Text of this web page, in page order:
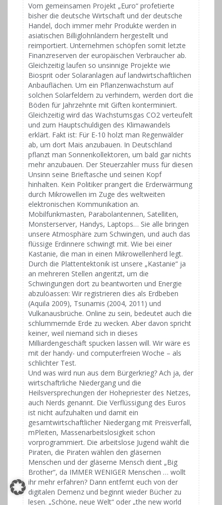
Vom gemeinsamen Projekt „Euro“ profetierte
bisher die deutsche Wirtschaft und der deutsche
Handel, doch immer mehr Produkte werden in
asiatischen Billiglohnländern hergestellt und
reimportiert. Unternehmen schöpfen somit letzte
Finanzreserven der europäischen Verbraucher ab.
Gleichzeitig laufen so unsinnige Projekte wie
Biosprit oder Solaranlagen auf landwirtschaftlichen
Anbauflächen. Um ein Pflanzenwachstum auf
solchen Solarfeldern zu verhindern, werden dort die
Böden für Jahrzehnte mit Giften konterminiert.
Gleichzeitig wird das Wachstumsgas CO2 verteufelt
und zum Hauptschuldigen des Klimawandels
erklärt. Fakt ist: Für E-10 holzt man Regenwälder
ab, um dort Mais anzubauen. In Deutschland
pflanzt man Sonnenkollektoren, um bald gar nichts
mehr anzubauen. Der Steuerzahler muss für diesen
Unsinn seine Brieftasche und seinen Kopf
hinhalten. Kein Politiker prangert die Erderwärmung
durch Mikrowellen im Zuge des weltweiten
elektronischen Kommunikation an.
Mobilfunkmasten, Parabolantennen, Satelliten,
Monsterserver, Handys, Laptops… Sie alle bringen
unsere Atmosphäre zum Schwingen, und auch das
flüssige Erdinnere schwingt mit. Wie bei einer
Kastanie, die man in einen Mikrowellenherd legt.
Durch die Plattentektonik ist unsere „Kastanie“ ja
an mehreren Stellen angeritzt, um die
Schwingungen dort zu beantworten und Energie
abzulöassen: Wir registrieren dies als Erdbeben
(Aquila 2009), Tsunamis (2004, 2011) und
Vulkanausbrüche. Online zu sein, bedeutet auch die
schlummernde Erde zu wecken. Aber davon spricht
keiner, weil niemand sich in dieses
Milliardengeschäft spucken lassen will. Wir wäre es
mit der handy- und computerfreien Woche – als
schlichter Test.
Und was wird nun aus dem Bürgerkrieg? Ach ja, der
wirtschaftrliche Niedergang und die
Heilsversprechungen der Hohepriester des Netzes,
auch Nerds genannt. Die Verflüssigung des Euros
ist nicht aufzuhalten und damit ein
gesamtwirtschaftlicher Niedergang mit Preisverfall,
mPleiten, Massenarbeitslosigkeit schon
vorprogrammiert. Die arbeitslose Jugend wählt die
Piraten, die Piraten wählen den gläsernen
Menschen und der gläserne Mensch dient „Big
Brother“, da IMMER WENIGER Menschen … wollt
ihr mehr erfahren? Dann entfernt euch von der
digitalen Demenz und beginnt wieder Bücher zu
lesen. „Schöne, neue Welt“ oder „the new world